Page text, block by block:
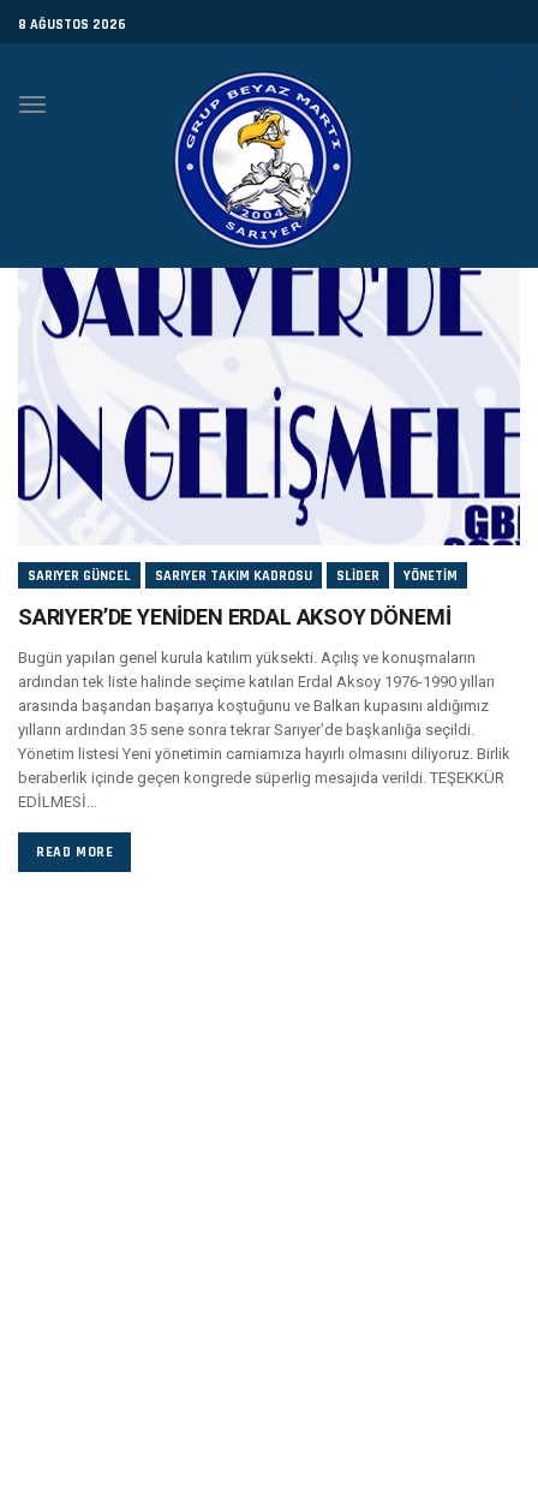
8 AĞUSTOS 2026
Toggle
SARIYER GÜNCEL SARIYER TAKIM KADROSU SLIDER YÖNETIM
SARIYER’DE YENİDEN ERDAL AKSOY DÖNEMİ
Bugün yapılan genel kurula katılım yüksekti. Açılış ve konuşmaların
ardından tek liste halinde seçime katılan Erdal Aksoy 1976-1990 yılları
arasında başarıdan başarıya koştuğunu ve Balkan kupasını aldığımız
yılların ardından 35 sene sonra tekrar Sarıyer’de başkanlığa seçildi.
Yönetim listesi Yeni yönetimin camiamıza hayırlı olmasını diliyoruz. Birlik
beraberlik içinde geçen kongrede süperlig mesajıda verildi. TEŞEKKÜR
EDİLMESİ...
READ MORE